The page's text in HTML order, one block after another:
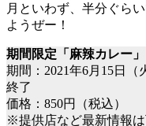
月といわず、半分ぐら
ようぜー！
期間限定「麻辣カレー」
期間：2021年6月15日
終了
価格：850円（税込）
※提供店など最新情報は